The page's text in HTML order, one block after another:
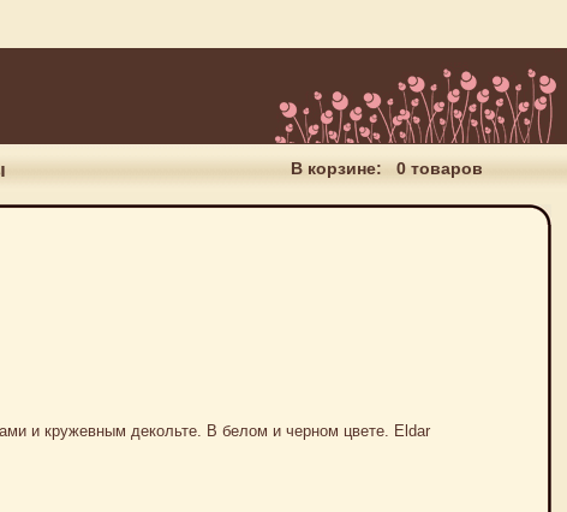
В корзине: 0 товаров
и кружевным декольте. В белом и черном цвете. Eldar